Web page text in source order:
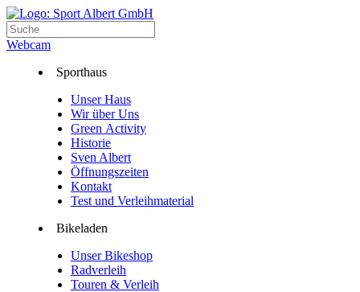
Webcam
Sporthaus
Unser Haus
Wir über Uns
Green Activity
Historie
Sven Albert
Öffnungszeiten
Kontakt
Test und Verleihmaterial
Bikeladen
Unser Bikeshop
Radverleih
Touren & Verleih